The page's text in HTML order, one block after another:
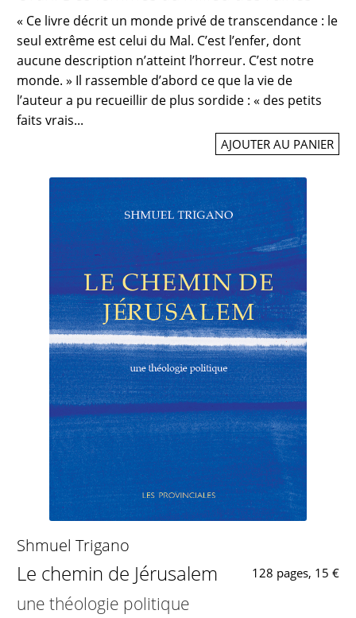
« Ce livre décrit un monde privé de transcendance : le
seul extrême est celui du Mal. C’est l’enfer, dont
aucune description n’atteint l’horreur. C’est notre
monde. » Il rassemble d’abord ce que la vie de
l’auteur a pu recueillir de plus sordide : « des petits
faits vrais...
AJOUTER AU PANIER
Shmuel Trigano
Le chemin de Jérusalem 128 pages, 15 €
une théologie politique